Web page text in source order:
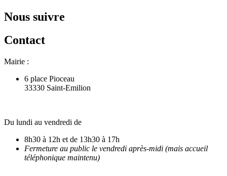
Nous suivre
Contact
Mairie :
6 place Pioceau
33330 Saint-Emilion
Du lundi au vendredi de
8h30 à 12h et de 13h30 à 17h
Fermeture au public le vendredi après-midi (mais accueil
téléphonique maintenu)